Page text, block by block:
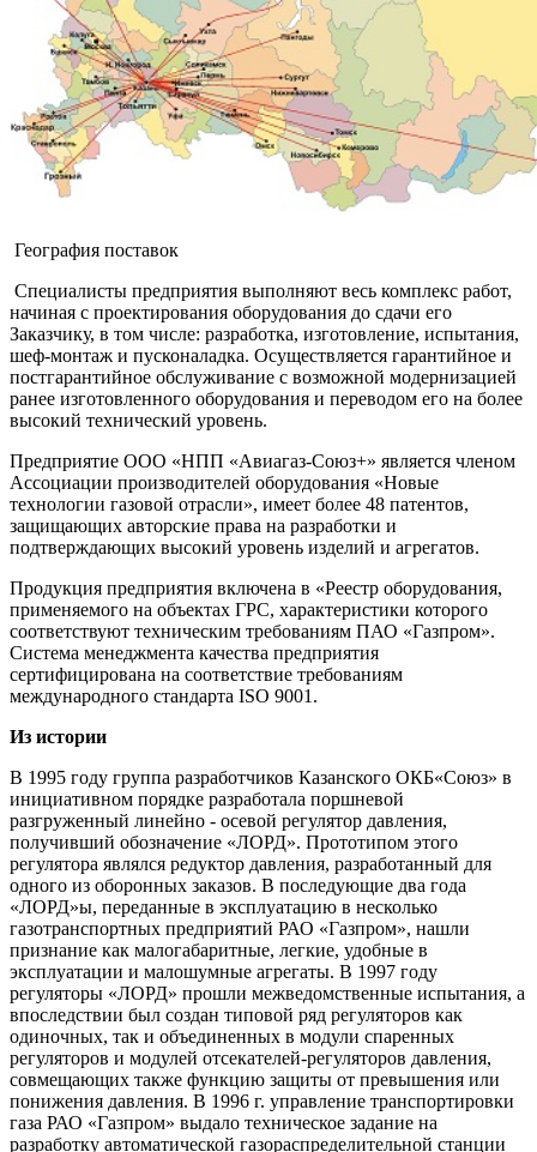
География поставок
Специалисты предприятия выполняют весь комплекс работ,
начиная с проектирования оборудования до сдачи его
Заказчику, в том числе: разработка, изготовление, испытания,
шеф-монтаж и пусконаладка. Осуществляется гарантийное и
постгарантийное обслуживание с возможной модернизацией
ранее изготовленного оборудования и переводом его на более
высокий технический уровень.
Предприятие ООО «НПП «Авиагаз-Союз+» является членом
Ассоциации производителей оборудования «Новые
технологии газовой отрасли», имеет более 48 патентов,
защищающих авторские права на разработки и
подтверждающих высокий уровень изделий и агрегатов.
Продукция предприятия включена в «Реестр оборудования,
применяемого на объектах ГРС, характеристики которого
соответствуют техническим требованиям ПАО «Газпром».
Система менеджмента качества предприятия
сертифицирована на соответствие требованиям
международного стандарта ISО 9001.
Из истории
В 1995 году группа разработчиков Казанского ОКБ«Союз» в
инициативном порядке разработала поршневой
разгруженный линейно - осевой регулятор давления,
получивший обозначение «ЛОРД». Прототипом этого
регулятора являлся редуктор давления, разработанный для
одного из оборонных заказов. В последующие два года
«ЛОРД»ы, переданные в эксплуатацию в несколько
газотранспортных предприятий РАО «Газпром», нашли
признание как малогабаритные, легкие, удобные в
эксплуатации и малошумные агрегаты. В 1997 году
регуляторы «ЛОРД» прошли межведомственные испытания, а
впоследствии был создан типовой ряд регуляторов как
одиночных, так и объединенных в модули спаренных
регуляторов и модулей отсекателей-регуляторов давления,
совмещающих также функцию защиты от превышения или
понижения давления. В 1996 г. управление транспортировки
газа РАО «Газпром» выдало техническое задание на
разработку автоматической газораспределительной станции